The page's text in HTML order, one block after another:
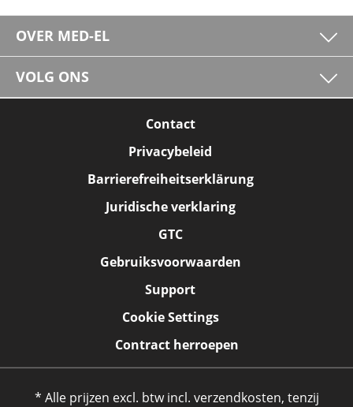
OVER MED-EL
VOLG ONS
Contact
Privacybeleid
Barrierefreiheitserklärung
Juridische verklaring
GTC
Gebruiksvoorwaarden
Support
Cookie Settings
Contract herroepen
* Alle prijzen excl. btw incl. verzendkosten, tenzij